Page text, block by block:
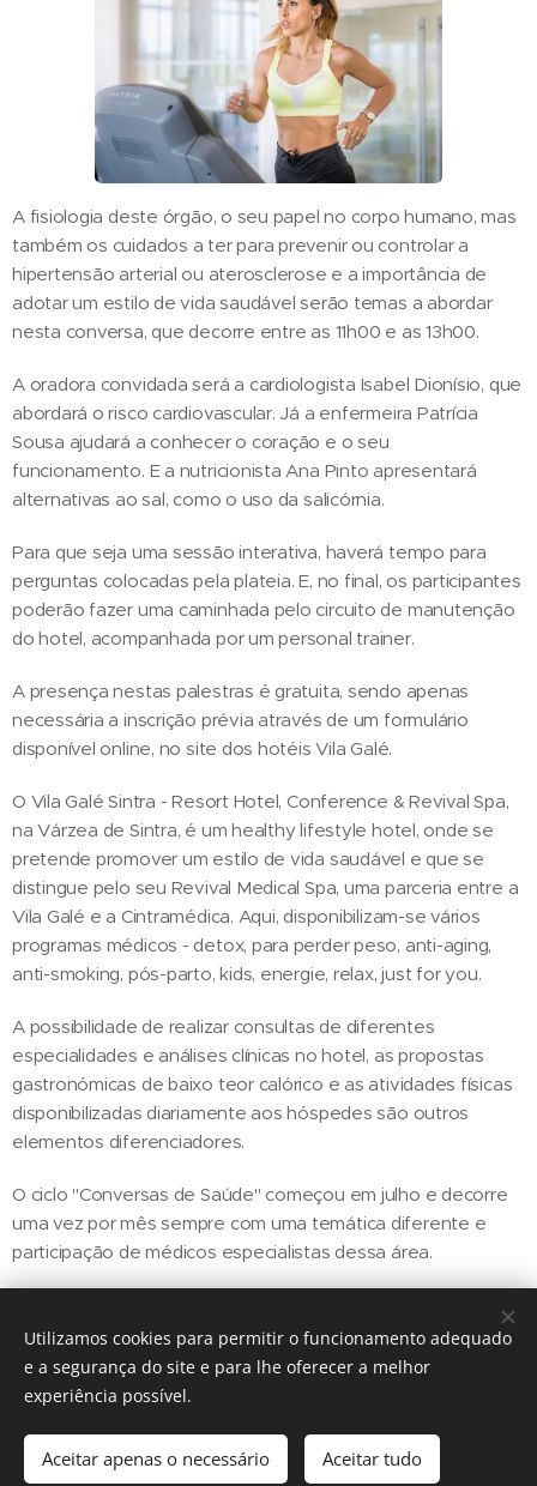
A fisiologia deste órgão, o seu papel no corpo humano, mas
também os cuidados a ter para prevenir ou controlar a
hipertensão arterial ou aterosclerose e a importância de
adotar um estilo de vida saudável serão temas a abordar
nesta conversa, que decorre entre as 11h00 e as 13h00.
A oradora convidada será a cardiologista Isabel Dionísio, que
abordará o risco cardiovascular. Já a enfermeira Patrícia
Sousa ajudará a conhecer o coração e o seu
funcionamento. E a nutricionista Ana Pinto apresentará
alternativas ao sal, como o uso da salicórnia.
Para que seja uma sessão interativa, haverá tempo para
perguntas colocadas pela plateia. E, no final, os participantes
poderão fazer uma caminhada pelo circuito de manutenção
do hotel, acompanhada por um personal trainer.
A presença nestas palestras é gratuita, sendo apenas
necessária a inscrição prévia através de um formulário
disponível online, no site dos hotéis Vila Galé.
O Vila Galé Sintra - Resort Hotel, Conference & Revival Spa,
na Várzea de Sintra, é um healthy lifestyle hotel, onde se
pretende promover um estilo de vida saudável e que se
distingue pelo seu Revival Medical Spa, uma parceria entre a
Vila Galé e a Cintramédica. Aqui, disponibilizam-se vários
programas médicos - detox, para perder peso, anti-aging,
anti-smoking, pós-parto, kids, energie, relax, just for you.
A possibilidade de realizar consultas de diferentes
especialidades e análises clínicas no hotel, as propostas
gastronómicas de baixo teor calórico e as atividades físicas
disponibilizadas diariamente aos hóspedes são outros
elementos diferenciadores.
O ciclo "Conversas de Saúde" começou em julho e decorre
uma vez por mês sempre com uma temática diferente e
participação de médicos especialistas dessa área.
Share
Utilizamos cookies para permitir o funcionamento adequado
e a segurança do site e para lhe oferecer a melhor
experiência possível.
Aceitar apenas o necessário Aceitar tudo